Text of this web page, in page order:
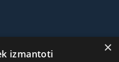
×
izmantoti